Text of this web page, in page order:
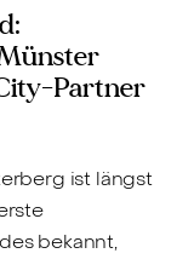
Partner
ist längst
bekannt,